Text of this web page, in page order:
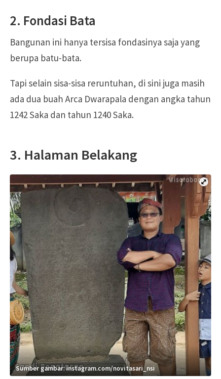
2. Fondasi Bata
Bangunan ini hanya tersisa fondasinya saja yang
berupa batu-bata.
Tapi selain sisa-sisa reruntuhan, di sini juga masih
ada dua buah Arca Dwarapala dengan angka tahun
1242 Saka dan tahun 1240 Saka.
3. Halaman Belakang
Sumber gambar: instagram.com/novitasari_nsi